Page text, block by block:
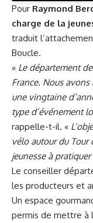
Pour Raymond
charge de la
traduit
Boucle.
« Le département
France. Nous
une vingtaine
type d’événement
rappelle-t-il. «
vélo autour du Tour
jeunesse à
Le conseiller
les producteurs et
Un espace
permis de mettre à